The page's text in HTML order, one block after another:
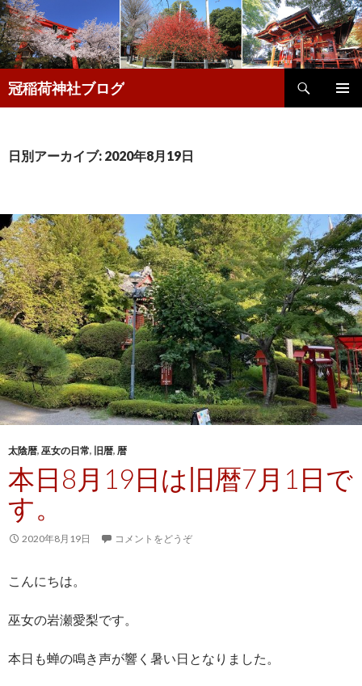
冠稲荷神社ブログ
索
ン
動
日別アーカイブ: 2020年8月19日
太陰暦, 巫女の日常, 旧暦, 暦
本日8月19日は旧暦7月1日で
す。
2020年8月19日 コメントをどうぞ
こんにちは。
巫女の岩瀬愛梨です。
本日も蝉の鳴き声が響く暑い日となりました。